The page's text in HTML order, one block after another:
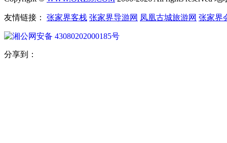
友情链接： 张家界客栈 张家界导游网 凤凰古城旅游网 张家界
湘公网安备 43080202000185号
分享到：